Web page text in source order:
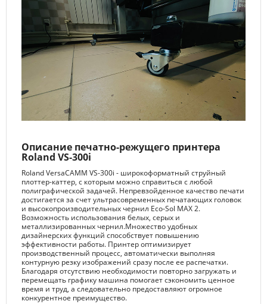
Описание печатно-режущего принтера
Roland VS-300i
Roland VersaCAMM VS-300i - широкоформатный струйный
плоттер-каттер, с которым можно справиться с любой
полиграфической задачей. Непревзойденное качество печати
достигается за счет ультрасовременных печатающих головок
и высокопроизводительных чернил Eco-Sol MAX 2.
Возможность использования белых, серых и
металлизированных чернил.Множество удобных
дизайнерских функций способствует повышению
эффективности работы. Принтер оптимизирует
производственный процесс, автоматически выполняя
контурную резку изображений сразу после ее распечатки.
Благодаря отсутствию необходимости повторно загружать и
перемещать графику машина помогает сэкономить ценное
время и труд, а следовательно предоставляют огромное
конкурентное преимущество.